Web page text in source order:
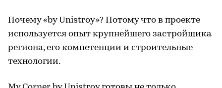
Почему «by Unistroy»? Потому что в проекте
используется опыт крупнейшего застройщика
региона, его компетенции и строительные
технологии.